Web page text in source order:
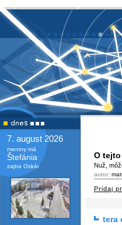
7. august 2026
meniny má
Štefánia
zajtra Oskár
O
Nuž,
autor:
Pridaj
tera